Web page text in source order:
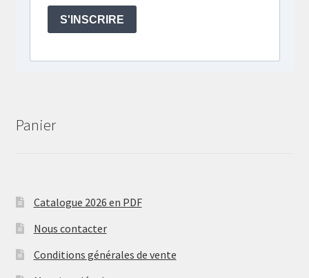
Panier
Catalogue 2026 en PDF
Nous contacter
Conditions générales de vente